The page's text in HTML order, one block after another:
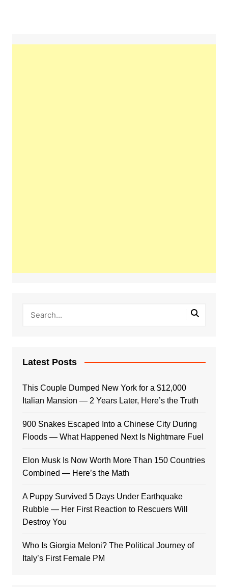
Latest Posts
This Couple Dumped New York for a $12,000
Italian Mansion — 2 Years Later, Here’s the Truth
900 Snakes Escaped Into a Chinese City During
Floods — What Happened Next Is Nightmare Fuel
Elon Musk Is Now Worth More Than 150 Countries
Combined — Here’s the Math
A Puppy Survived 5 Days Under Earthquake
Rubble — Her First Reaction to Rescuers Will
Destroy You
Who Is Giorgia Meloni? The Political Journey of
Italy’s First Female PM